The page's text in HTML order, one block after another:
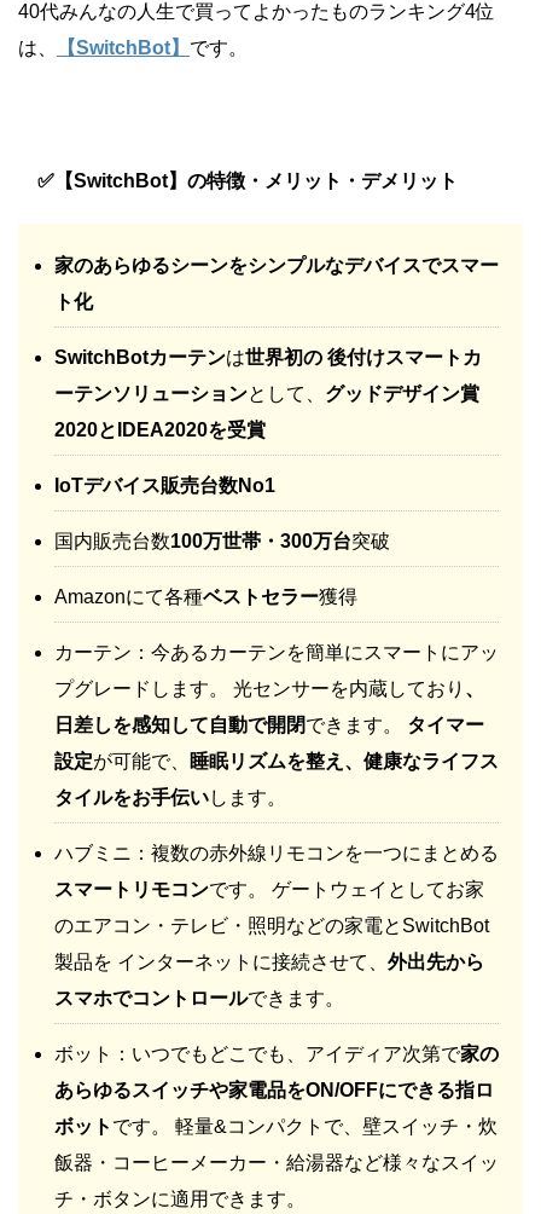
40代みんなの人生で買ってよかったものランキング4位
は、
【SwitchBot】 です。
✅【SwitchBot】の特徴・メリット・デメリット
家のあらゆるシーンをシンプルなデバイスでスマー
ト化
SwitchBotカーテンは世界初の 後付けスマートカ
ーテンソリューションとして、 グッドデザイン賞
2020とIDEA2020を受賞
IoTデバイス販売台数No1
国内販売台数100万世帯・300万台突破
Amazonにて各種ベストセラー獲得
カーテン：今あるカーテンを簡単にスマートにアッ
プグレードします。 光センサーを内蔵しており 、
日差しを感知して自動で開閉できます。
タイマー
設定が可能で、
睡眠リズムを整え、健康なライフス
タイルをお手伝いします。
ハブミニ：複数の赤外線リモコンを一つにまとめる
スマートリモコンです。 ゲートウェイとしてお家
のエアコン・テレビ・照明などの家電とSwitchBot
製品を インターネットに接続させて、 外出先から
スマホでコントロールできます。
ボット：いつでもどこでも、アイディア次第で家の
あらゆるスイッチや家電品をON/OFFにできる指ロ
ボット です。 軽量&コンパクトで、壁スイッチ・炊
飯器・コーヒーメーカー・給湯器など様々なスイッ
チ・ボタンに適用できます。